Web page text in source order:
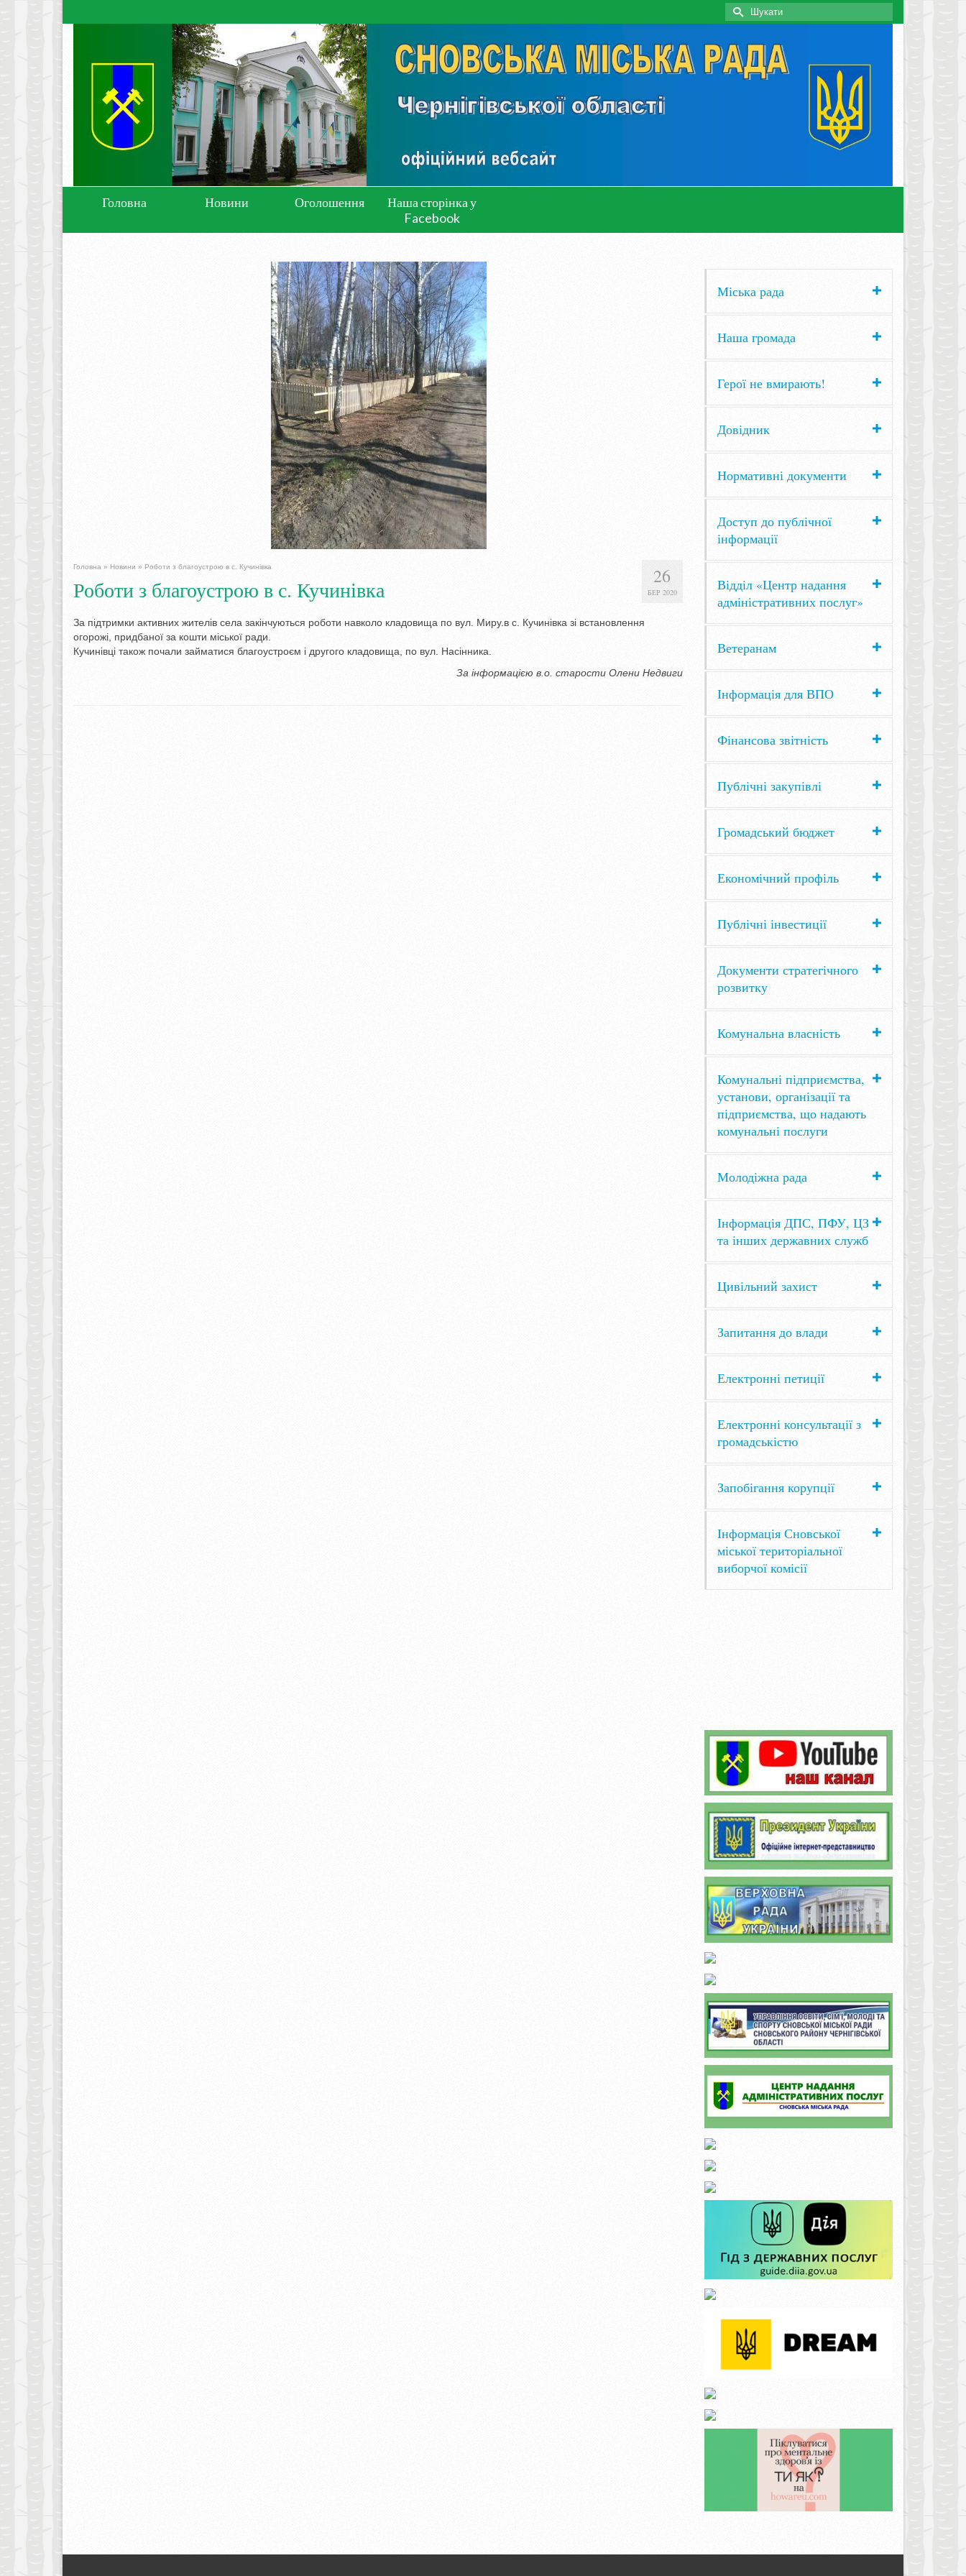
Search
for:
Головна Новини Оголошення
Наша сторінка у
Facebook
26
БЕР 2020
Головна » Новини » Роботи з благоустрою в с. Кучинівка
Роботи з благоустрою в с. Кучинівка
За підтримки активних жителів села закінчуються роботи навколо кладовища по вул. Миру.в с. Кучинівка зі встановлення
огорожі, придбаної за кошти міської ради.
Кучинівці також почали займатися благоустроєм і другого кладовища, по вул. Насінника.
За інформацією в.о. старости Олени Недвиги
Міська рада
Наша громада
Герої не вмирають!
Довідник
Нормативні документи
Доступ до публічної
інформації
Відділ «Центр надання
адміністративних послуг»
Ветеранам
Інформація для ВПО
Фінансова звітність
Публічні закупівлі
Громадський бюджет
Економічний профіль
Публічні інвестиції
Документи стратегічного
розвитку
Комунальна власність
Комунальні підприємства,
установи, організації та
підприємства, що надають
комунальні послуги
Молодіжна рада
Інформація ДПС, ПФУ, ЦЗ
та інших державних служб
Цивільний захист
Запитання до влади
Електронні петиції
Електронні консультації з
громадськістю
Запобігання корупції
Інформація Сновської
міської територіальної
виборчої комісії